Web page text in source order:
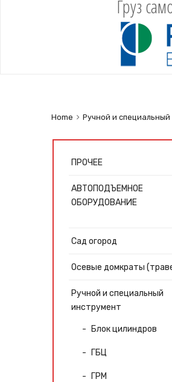
Груз
Home Ручной и
ПРОЧЕЕ
АВТОПОДЪЕМНОЕ
ОБОРУДОВАНИЕ
Сад огород
Осевые домкраты
Ручной и специальный
инструмент
Блок цилиндров
ГБЦ
ГРМ